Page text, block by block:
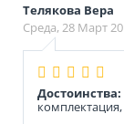
Телякова Вера
Среда, 28 Март
Достоинства: